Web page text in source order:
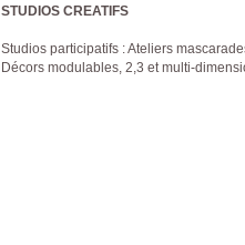
STUDIOS CREATIFS
Studios participatifs : Ateliers
Décors modulables, 2,3 et multi-